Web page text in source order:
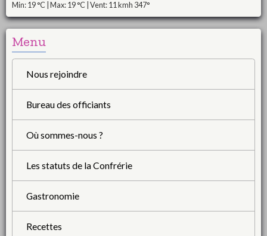
Min: 19 °C | Max: 19 °C | Vent: 11 kmh 347°
Menu
Nous rejoindre
Bureau des officiants
Où sommes-nous ?
Les statuts de la Confrérie
Gastronomie
Recettes